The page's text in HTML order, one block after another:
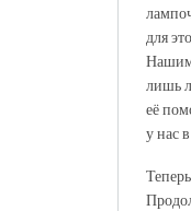
для
Нашим
лишь
её
у нас